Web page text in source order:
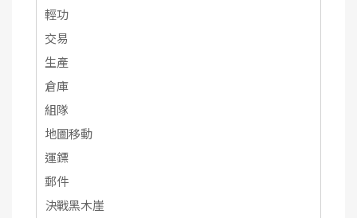
輕功
交易
生產
倉庫
組隊
地圖移動
運鏢
郵件
決戰黑木崖